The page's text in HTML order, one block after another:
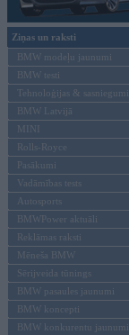
Ziņas un raksti
BMW modeļu jaunumi
BMW testi
Tehnoloģijas & sasniegumi
BMW Latvijā
MINI
Rolls-Royce
Pasākumi
Vadāmības tests
Autosports
BMWPower aktuāli
Reklāmas raksti
Mēneša BMW
Sērijveida tūnings
BMW pasaules jaunumi
BMW koncepti
BMW konkurentu jaunumi